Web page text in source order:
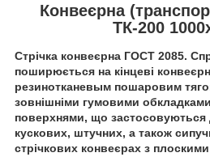
Конвеєрна
ТК-200
Стрічка конвеєрна ГОСТ 2085.
поширюється на кінцеві
резинотканевым пошаровим
зовнішніми гумовими
поверхнями, що застосовуються
кускових, штучних, а також
стрічкових конвеєрах з